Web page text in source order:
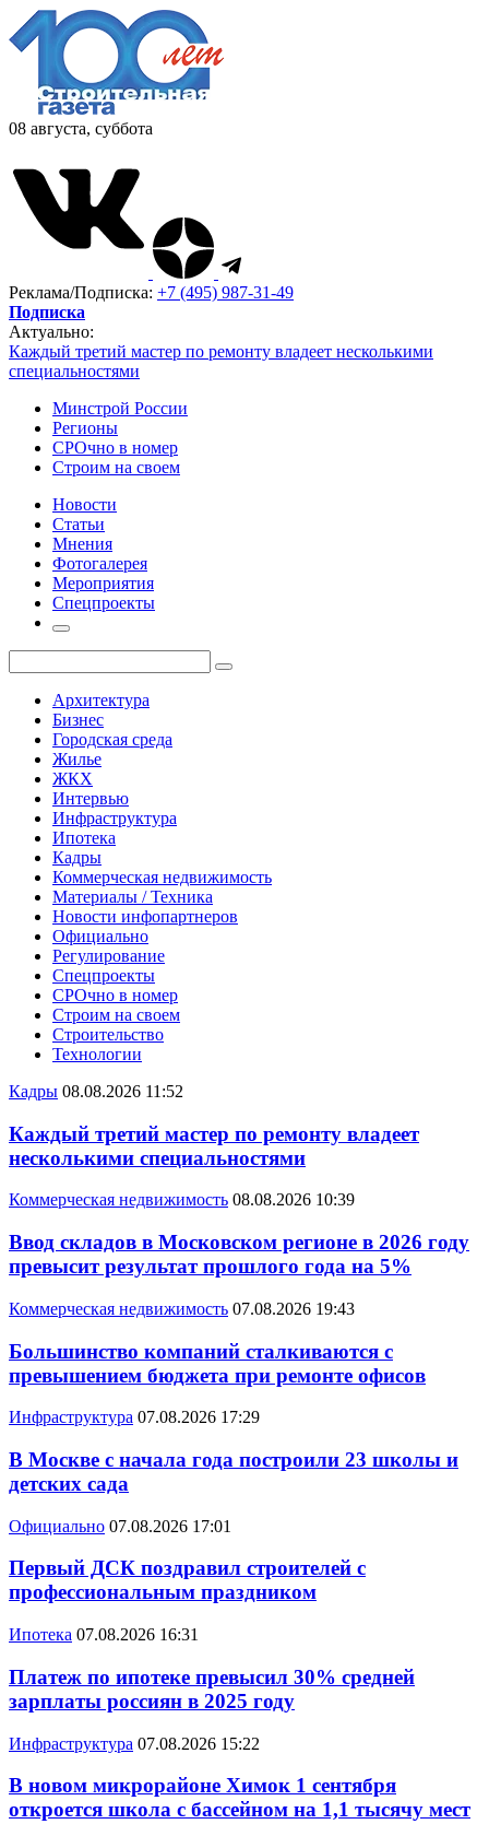
08 августа, суббота
Реклама/Подписка: +7 (495) 987-31-49
Подписка
Актуально:
Каждый третий мастер по ремонту владеет несколькими
специальностями
Минстрой России
Регионы
СРОчно в номер
Строим на своем
Новости
Статьи
Мнения
Фотогалерея
Мероприятия
Спецпроекты
Архитектура
Бизнес
Городская среда
Жилье
ЖКХ
Интервью
Инфраструктура
Ипотека
Кадры
Коммерческая недвижимость
Материалы / Техника
Новости инфопартнеров
Официально
Регулирование
Спецпроекты
СРОчно в номер
Строим на своем
Строительство
Технологии
Кадры 08.08.2026 11:52
Каждый третий мастер по ремонту владеет
несколькими специальностями
Коммерческая недвижимость 08.08.2026 10:39
Ввод складов в Московском регионе в 2026 году
превысит результат прошлого года на 5%
Коммерческая недвижимость 07.08.2026 19:43
Большинство компаний сталкиваются с
превышением бюджета при ремонте офисов
Инфраструктура 07.08.2026 17:29
В Москве с начала года построили 23 школы и
детских сада
Официально 07.08.2026 17:01
Первый ДСК поздравил строителей с
профессиональным праздником
Ипотека 07.08.2026 16:31
Платеж по ипотеке превысил 30% средней
зарплаты россиян в 2025 году
Инфраструктура 07.08.2026 15:22
В новом микрорайоне Химок 1 сентября
откроется школа с бассейном на 1,1 тысячу мест